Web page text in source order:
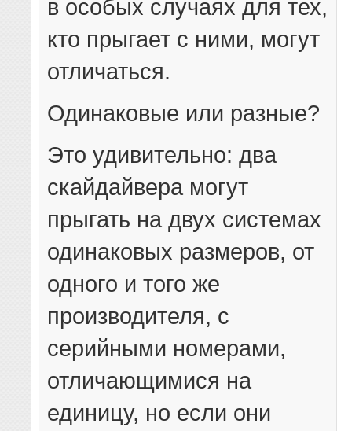
в особых случаях для тех,
кто прыгает с ними, могут
отличаться.
Одинаковые или разные?
Это удивительно: два
скайдайвера могут
прыгать на двух системах
одинаковых размеров, от
одного и того же
производителя, с
серийными номерами,
отличающимися на
единицу, но если они